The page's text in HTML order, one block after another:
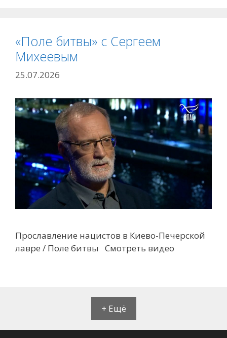
«Поле битвы» с Сергеем
Михеевым
25.07.2026
Прославление нацистов в Киево-Печерской
лавре / Поле битвы Смотреть видео
+ Ещё